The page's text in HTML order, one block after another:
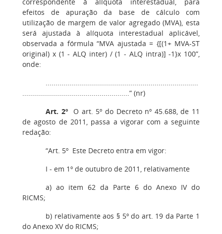
efeitos de apuração da base de cálculo com
utilização de margem de valor agregado (MVA), esta
será ajustada à alíquota interestadual aplicável,
observada a fórmula “MVA ajustada = {[(1+ MVA-ST
original) x (1 - ALQ inter) / (1 - ALQ intra)] -1}x 100”,
onde:
.............................................................................
......................................................” (nr)
Art. 2ºO art. 5º do Decreto nº 45.688, de 11
de agosto de 2011, passa a vigorar com a seguinte
redação:
“Art. 5º Este Decreto entra em vigor:
I - em 1º de outubro de 2011, relativamente
a) ao item 62 da Parte 6 do Anexo IV do
RICMS;
b) relativamente aos § 5º do art. 19 da Parte 1
do Anexo XV do RICMS;